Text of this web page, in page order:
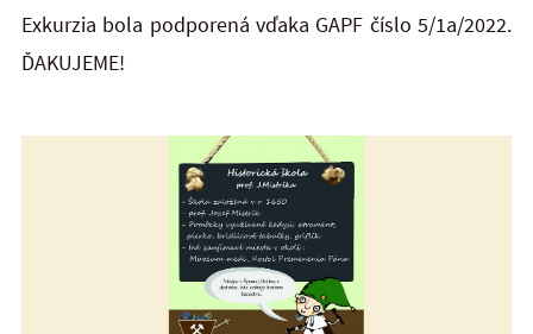
Exkurzia bola podporená vďaka GAPF číslo 5/1a/2022.
ĎAKUJEME!